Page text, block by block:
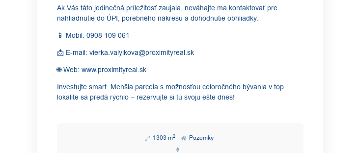
​Ak Vás táto jedinečná príležitosť zaujala, neváhajte ma kontaktovať pre
nahliadnutie do ÚPI, porebného nákresu a dohodnutie obhliadky:
​📱 Mobil: 0908 109 061
📩 E-mail: vierka.valyikova@proximityreal.sk
🌐 Web: www.proximityreal.sk
​Investujte smart. Menšia parcela s možnosťou celoročného bývania v top
lokalite sa predá rýchlo – rezervujte si tú svoju ešte dnes!
1303 m2 Pozemky